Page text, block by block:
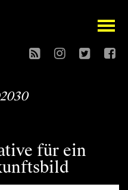
open
für ein